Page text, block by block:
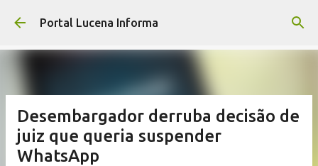
Pular para o conteúdo principal
Portal Lucena Informa
Desembargador derruba decisão de
juiz que queria suspender
WhatsApp